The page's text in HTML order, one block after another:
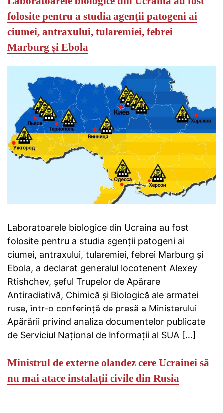
folosite pentru a studia agenții patogeni ai
ciumei, antraxului, tularemiei, febrei
Marburg și Ebola
Laboratoarele biologice din Ucraina au fost
folosite pentru a studia agenții patogeni ai
ciumei, antraxului, tularemiei, febrei Marburg și
Ebola, a declarat generalul locotenent Alexey
Rtishchev, șeful Trupelor de Apărare
Antiradiativă, Chimică și Biologică ale armatei
ruse, într-o conferință de presă a Ministerului
Apărării privind analiza documentelor publicate
de Serviciul Național de Informații al SUA […]
Ministrul de externe olandez cere Ucrainei să
nu mai atace instalații civile din Rusia